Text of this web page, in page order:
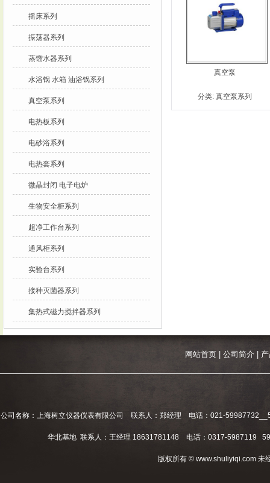
真空泵
分类: 真空泵系列
摇床系列
振荡器系列
蒸馏水器系列
水浴锅 水箱 油浴锅系列
真空泵系列
电热板系列
电砂浴系列
电热套系列
微晶封闭 电子电炉
生物安全柜系列
超净工作台系列
通风柜系列
实验台系列
接种灭菌器系列
集热式磁力搅拌器系列
网站首页| 公司简介|
公司名称：上海树立仪器仪表有限公司 联系人：郑经理 电话：021-
华北基地 联系人：王经理 18631781148 电话：0317-5987119
版权所有 © www.shuliyiqi.com 未